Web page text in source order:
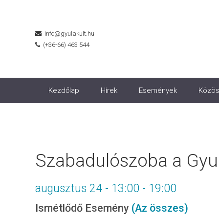
info@gyulakult.hu
(+36-66) 463 544
Kezdőlap Hírek Események
Szabadulószoba a
augusztus 24 - 13:00 - 19:00
Ismétlődő Esemény (Az összes)